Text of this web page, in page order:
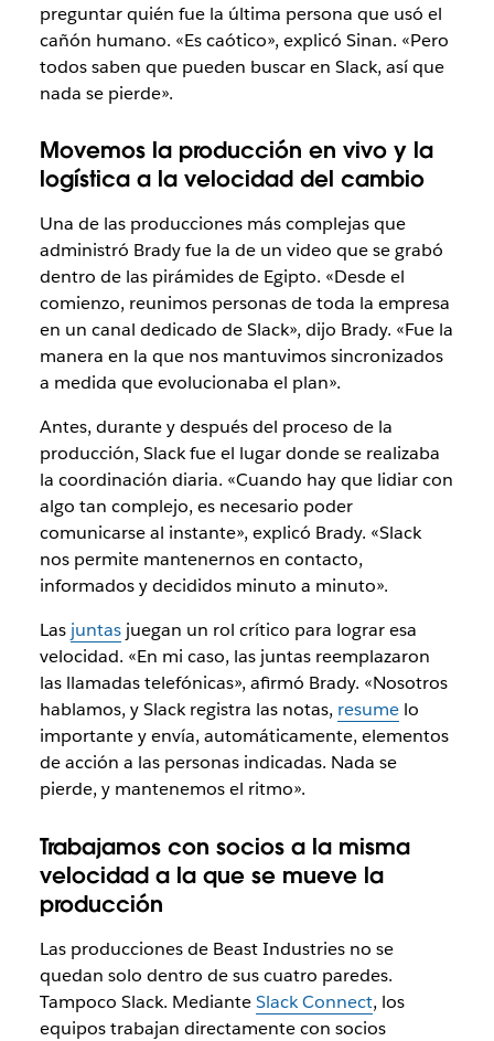
preguntar quién fue la última persona que usó el
cañón humano. «Es caótico», explicó Sinan. «Pero
todos saben que pueden buscar en Slack, así que
nada se pierde».
Movemos la producción en vivo y la
logística a la velocidad del cambio
Una de las producciones más complejas que
administró Brady fue la de un video que se grabó
dentro de las pirámides de Egipto. «Desde el
comienzo, reunimos personas de toda la empresa
en un canal dedicado de Slack», dijo Brady. «Fue la
manera en la que nos mantuvimos sincronizados
a medida que evolucionaba el plan».
Antes, durante y después del proceso de la
producción, Slack fue el lugar donde se realizaba
la coordinación diaria. «Cuando hay que lidiar con
algo tan complejo, es necesario poder
comunicarse al instante», explicó Brady. «Slack
nos permite mantenernos en contacto,
informados y decididos minuto a minuto».
Las juntasjuegan un rol crítico para lograr esa
velocidad. «En mi caso, las juntas reemplazaron
las llamadas telefónicas», afirmó Brady. «Nosotros
hablamos, y Slack registra las notas, resumelo
importante y envía, automáticamente, elementos
de acción a las personas indicadas. Nada se
pierde, y mantenemos el ritmo».
Trabajamos con socios a la misma
velocidad a la que se mueve la
producción
Las producciones de Beast Industries no se
quedan solo dentro de sus cuatro paredes.
Tampoco Slack. MedianteSlack Connect, los
equipos trabajan directamente con socios